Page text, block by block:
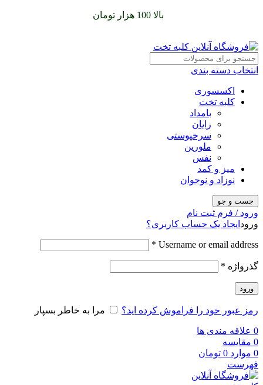
بالا 100 هزار تومان
انتخاب دسته بندی
اکسسوری
کلبه تخت
بامداد
رایان
سرخپوستی
ملورین
نفس
میز و کمد
نوزاد و نوجوان
جست و جو
ورود / فرم ثبت نام
ورود ایجاد یک حساب کاربری؟
Username or email address
*
گذرواژه *
ورود
رمز عبور خود را فراموش کرده اید؟ مرا به خاطر بسپار
0 علاقه مندی ها
0 مقایسه
0 موارد 0 تومان
فهرست